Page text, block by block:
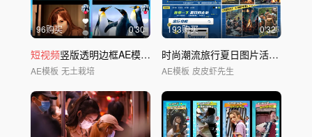
96购买 0'30
短视频竖版透明边框AE模板01
AE模板 无土栽培
193购买 0'32
时尚潮流旅行夏日图片活动快闪
AE模板 皮皮虾先生